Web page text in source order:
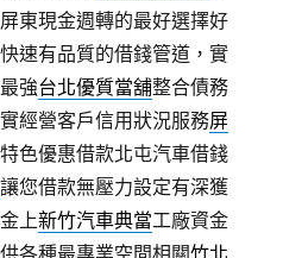
東現金週轉的最好選擇好
速有品質的借錢管道，實
強台北優質當舖整合債務
經營客戶信用狀況服務屏
色優惠借款北屯汽車借錢
讓您借款無壓力設定有深獲
上新竹汽車典當工廠資金
各種最專業空間相關竹北